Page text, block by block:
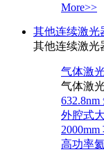
More>>
其他连续激光
其他连续激光
气体激
气体激
外腔式
高功率